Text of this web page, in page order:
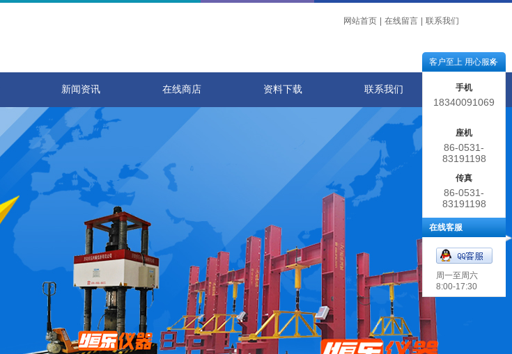
网站首页 在线留言 联系我们
新闻资讯 在线商店 资料下载 联系我们
客户至上 用心服务
手机
18340091069
座机
86-0531-
83191198
传真
86-0531-
83191198
在线客服
周一至周六
8:00-17:30